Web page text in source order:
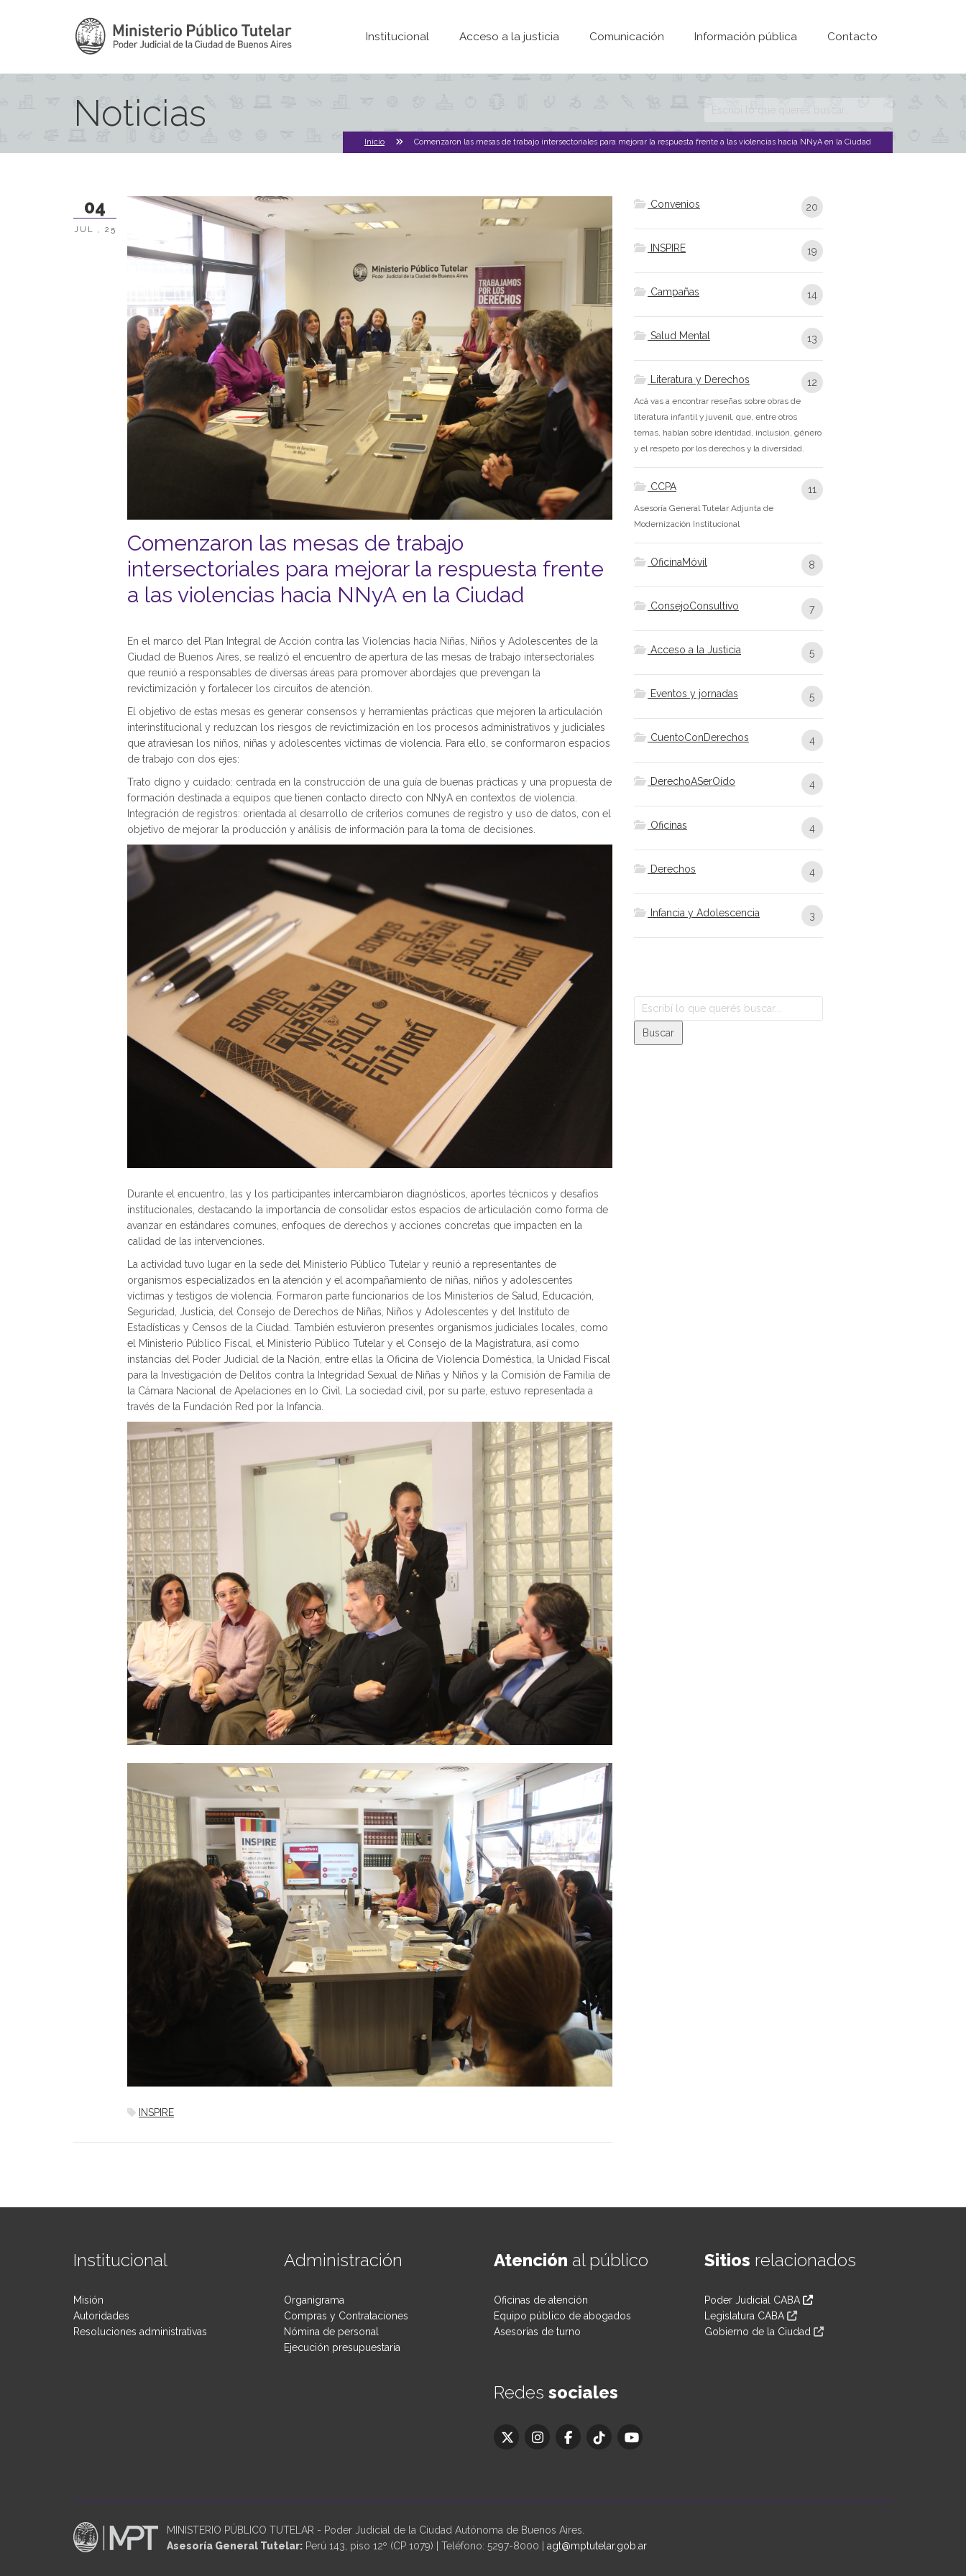
Institucional Acceso a la justicia Comunicación Información pública Contacto
Noticias
Formulario de
búsqueda
Inicio Comenzaron las mesas de trabajo intersectoriales para mejorar la respuesta frente a las violencias hacia NNyA en la Ciudad
Comenzaron las mesas de trabajo
intersectoriales para mejorar la respuesta frente
a las violencias hacia NNyA en la Ciudad
04
JUL , 25
En el marco del Plan Integral de Acción contra las Violencias hacia Niñas, Niños y Adolescentes de la
Ciudad de Buenos Aires, se realizó el encuentro de apertura de las mesas de trabajo intersectoriales
que reunió a responsables de diversas áreas para promover abordajes que prevengan la
revictimización y fortalecer los circuitos de atención.
El objetivo de estas mesas es generar consensos y herramientas prácticas que mejoren la articulación
interinstitucional y reduzcan los riesgos de revictimización en los procesos administrativos y judiciales
que atraviesan los niños, niñas y adolescentes víctimas de violencia. Para ello, se conformaron espacios
de trabajo con dos ejes:
Trato digno y cuidado: centrada en la construcción de una guía de buenas prácticas y una propuesta de
formación destinada a equipos que tienen contacto directo con NNyA en contextos de violencia.
Integración de registros: orientada al desarrollo de criterios comunes de registro y uso de datos, con el
objetivo de mejorar la producción y análisis de información para la toma de decisiones.
Durante el encuentro, las y los participantes intercambiaron diagnósticos, aportes técnicos y desafíos
institucionales, destacando la importancia de consolidar estos espacios de articulación como forma de
avanzar en estándares comunes, enfoques de derechos y acciones concretas que impacten en la
calidad de las intervenciones.
La actividad tuvo lugar en la sede del Ministerio Público Tutelar y reunió a representantes de
organismos especializados en la atención y el acompañamiento de niñas, niños y adolescentes
víctimas y testigos de violencia. Formaron parte funcionarios de los Ministerios de Salud, Educación,
Seguridad, Justicia, del Consejo de Derechos de Niñas, Niños y Adolescentes y del Instituto de
Estadísticas y Censos de la Ciudad. También estuvieron presentes organismos judiciales locales, como
el Ministerio Público Fiscal, el Ministerio Público Tutelar y el Consejo de la Magistratura, así como
instancias del Poder Judicial de la Nación, entre ellas la Oficina de Violencia Doméstica, la Unidad Fiscal
para la Investigación de Delitos contra la Integridad Sexual de Niñas y Niños y la Comisión de Familia de
la Cámara Nacional de Apelaciones en lo Civil. La sociedad civil, por su parte, estuvo representada a
través de la Fundación Red por la Infancia.
INSPIRE
Convenios 20
INSPIRE 19
Campañas 14
Salud Mental 13
Literatura y Derechos 12
Acá vas a encontrar reseñas sobre obras de
literatura infantil y juvenil, que, entre otros
temas, hablan sobre identidad, inclusión, género
y el respeto por los derechos y la diversidad.
CCPA 11
Asesoría General Tutelar Adjunta de
Modernización Institucional
OficinaMóvil 8
ConsejoConsultivo 7
Acceso a la Justicia 5
Eventos y jornadas 5
CuentoConDerechos 4
DerechoASerOído 4
Oficinas 4
Derechos 4
Infancia y Adolescencia 3
Institucional
Misión
Autoridades
Resoluciones administrativas
Administración
Organigrama
Compras y Contrataciones
Nómina de personal
Ejecución presupuestaria
Atención al público
Oficinas de atención
Equipo público de abogados
Asesorías de turno
Redes sociales
Sitios relacionados
Poder Judicial CABA
Legislatura CABA
Gobierno de la Ciudad
MINISTERIO PÚBLICO TUTELAR - Poder Judicial de la Ciudad Autónoma de Buenos Aires.
Asesoría General Tutelar: Perú 143, piso 12º (CP 1079) | Teléfono: 5297-8000 | agt@mptutelar.gob.ar